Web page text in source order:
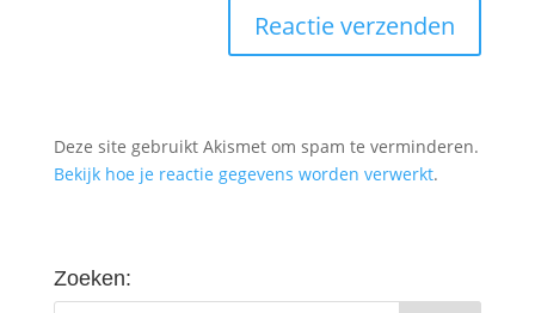
Deze site gebruikt Akismet om spam te verminderen.
Bekijk hoe je reactie gegevens worden verwerkt.
Zoeken: